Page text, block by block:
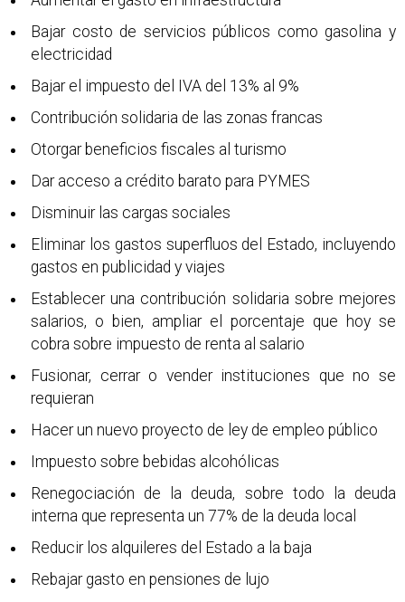
Bajar costo de servicios públicos como gasolina y
electricidad
Bajar el impuesto del IVA del 13% al 9%
Contribución solidaria de las zonas francas
Otorgar beneficios fiscales al turismo
Dar acceso a crédito barato para PYMES
Disminuir las cargas sociales
Eliminar los gastos superfluos del Estado, incluyendo
gastos en publicidad y viajes
Establecer una contribución solidaria sobre mejores
salarios, o bien, ampliar el porcentaje que hoy se
cobra sobre impuesto de renta al salario
Fusionar, cerrar o vender instituciones que no se
requieran
Hacer un nuevo proyecto de ley de empleo público
Impuesto sobre bebidas alcohólicas
Renegociación de la deuda, sobre todo la deuda
interna que representa un 77% de la deuda local
Reducir los alquileres del Estado a la baja
Rebajar gasto en pensiones de lujo